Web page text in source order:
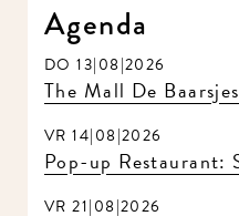
Agenda
DO 13|08|2026
The Mall De
VR 14|08|2026
Pop-up Restaurant:
VR 21|08|2026